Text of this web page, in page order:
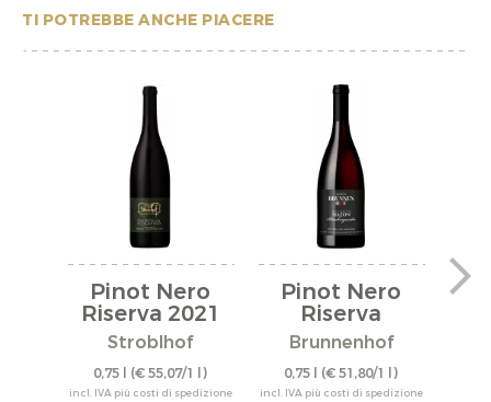
TI POTREBBE ANCHE PIACERE
Pinot Nero
Riserva 2021
Stroblhof
0,75 l (€ 55,07/1 l)
incl. IVA più costi di spedizione
Pinot Nero
Riserva
Mazzon Bio...
Brunnenhof
0,75 l (€ 51,80/1 l)
incl. IVA più costi di spedizione